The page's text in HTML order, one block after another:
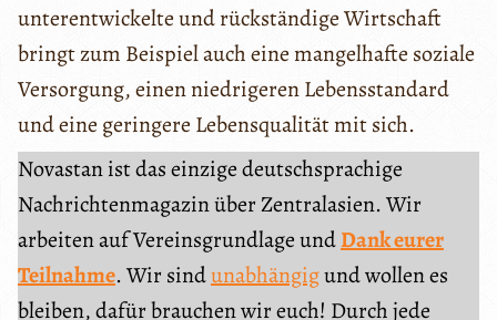
unterentwickelte und rückständige Wirtschaft
bringt zum Beispiel auch eine mangelhafte soziale
Versorgung, einen niedrigeren Lebensstandard
und eine geringere Lebensqualität mit sich.
Novastan ist das einzige deutschsprachige
Nachrichtenmagazin über Zentralasien. Wir
arbeiten auf Vereinsgrundlage undDank eurer
Teilnahme. Wir sindunabhängigund wollen es
bleiben, dafür brauchen wir euch! Durch jede